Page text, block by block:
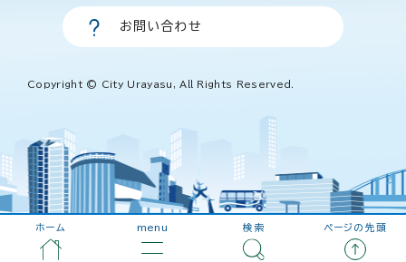
ホーム menu 検索 ページの先頭
お問い合わせ
Copyright © City Urayasu, All Rights Reserved.